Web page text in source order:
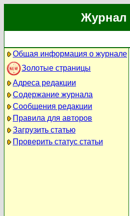
Журнал
Общая информация о журнале
Золотые страницы
Адреса редакции
Содержание журнала
Сообщения редакции
Правила для авторов
Загрузить статью
Проверить статус статьи